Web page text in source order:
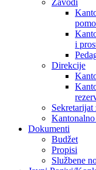
Zavodi
i
Direkcije
Dokumenti
Budžet
Propisi
Službene